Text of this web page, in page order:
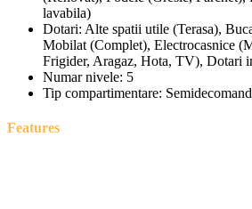
lavabila)
Dotari: Alte spatii utile (Terasa),
Mobilat (Complet), Electrocasnice
Frigider, Aragaz, Hota, TV), Dotari
Numar nivele: 5
Tip compartimentare:
Features